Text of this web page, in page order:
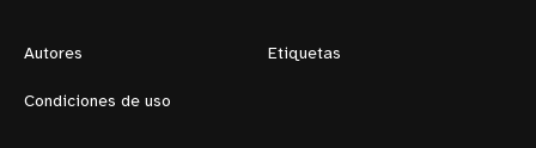
Autores Etiquetas
Condiciones de uso